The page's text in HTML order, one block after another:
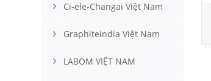
Ci-ele-Changai Việt Nam
Graphiteindia Việt Nam
LABOM VIỆT NAM